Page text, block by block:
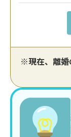
※現在、離婚